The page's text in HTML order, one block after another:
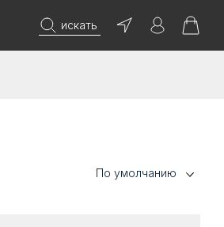
искать
По умолчанию